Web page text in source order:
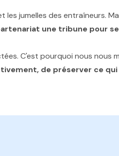
les jumelles des entraîneurs.
une tribune pour
C'est pourquoi nous nous
de préserver ce